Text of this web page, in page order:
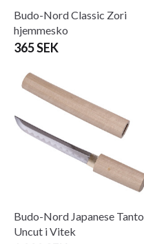
Budo-Nord Classic Zori
hjemmesko
365 SEK
Budo-Nord Japanese Tanto
Uncut i Vitek